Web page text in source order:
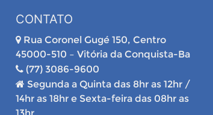
CONTATO
Rua Coronel Gugé 150, Centro
45000-510 – Vitória da Conquista-Ba
(77) 3086-9600
Segunda a Quinta das 8hr as 12hr /
14hr as 18hr e Sexta-feira das 08hr as